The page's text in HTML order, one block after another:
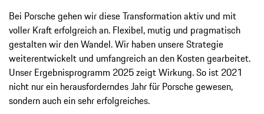
Bei Porsche gehen wir diese Transformation aktiv und mit
voller Kraft erfolgreich an. Flexibel, mutig und pragmatisch
gestalten wir den Wandel. Wir haben unsere Strategie
weiterentwickelt und umfangreich an den Kosten gearbeitet.
Unser Ergebnisprogramm 2025 zeigt Wirkung. So ist 2021
nicht nur ein herausforderndes Jahr für Porsche gewesen,
sondern auch ein sehr erfolgreiches.